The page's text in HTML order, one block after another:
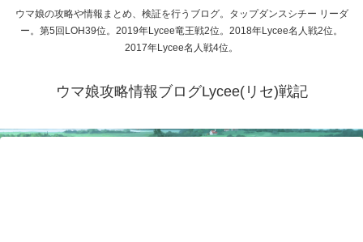
ウマ娘の攻略や情報まとめ、検証を行うブログ。タップダンスシチー リーダ
ー。第5回LOH39位。2019年Lycee竜王戦2位。2018年Lycee名人戦2位。
2017年Lycee名人戦4位。
ウマ娘攻略情報ブログLycee(リセ)戦記